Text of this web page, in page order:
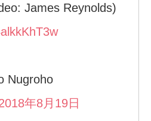
James Reynolds)
Nugroho
年8月19日